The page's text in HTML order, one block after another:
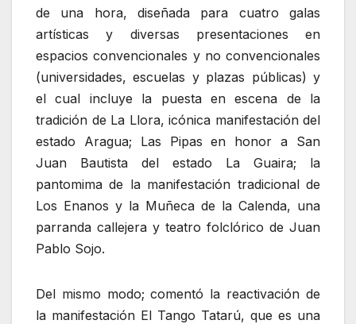
de una hora, diseñada para cuatro galas
artísticas y diversas presentaciones en
espacios convencionales y no convencionales
(universidades, escuelas y plazas públicas) y
el cual incluye la puesta en escena de la
tradición de La Llora, icónica manifestación del
estado Aragua; Las Pipas en honor a San
Juan Bautista del estado La Guaira; la
pantomima de la manifestación tradicional de
Los Enanos y la Muñeca de la Calenda, una
parranda callejera y teatro folclórico de Juan
Pablo Sojo.
Del mismo modo; comentó la reactivación de
la manifestación El Tango Tatarú, que es una